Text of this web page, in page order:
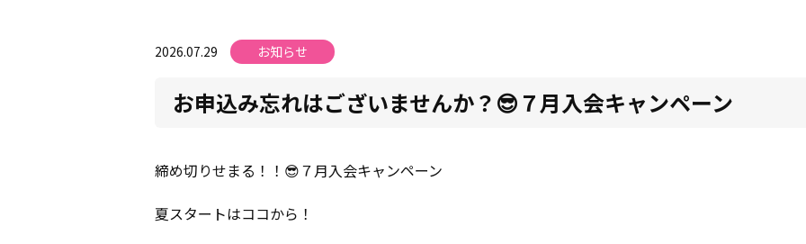
2026.07.29 お知らせ
お申込み忘れはございませんか？😎７月入会キャンペーン
締め切りせまる！！😎７月入会キャンペーン
夏スタートはココから！